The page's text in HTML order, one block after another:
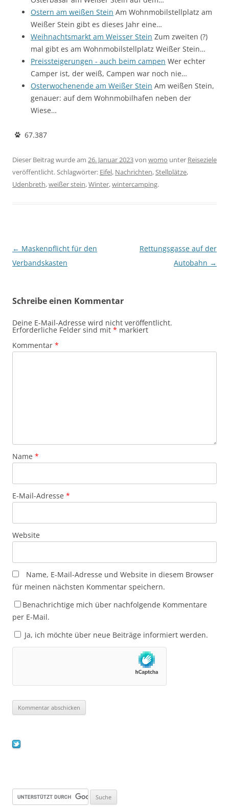
Ostern am weißen Stein Am Wohnmobilstellplatz am
Weißer Stein gibt es dieses Jahr eine…
Weihnachtsmarkt am Weisser Stein Zum zweiten (?)
mal gibt es am Wohnmobilstellplatz Weißer Stein…
Preissteigerungen - auch beim campen Wer echter
Camper ist, der weiß, Campen war noch nie…
Osterwochenende am Weißer Stein Am weißen Stein,
genauer: auf dem Wohnmobilhafen neben der
Wiese…
67.387
Dieser Beitrag wurde am 26. Januar 2023von womo unter Reiseziele
veröffentlicht. Schlagwörter: Eifel, Nachrichten,Stellplätze,
Udenbreth,weißer stein,Winter,wintercamping.
Beitragsnavigation
← Maskenpflicht für den
Verbandskasten
Rettungsgasse auf der
Autobahn →
Schreibe einen Kommentar
Deine E-Mail-Adresse wird nicht veröffentlicht.
Erforderliche Felder sind mit * markiert
Kommentar *
Name *
E-Mail-Adresse *
Website
Name, E-Mail-Adresse und Website in diesem Browser
für meinen nächsten Kommentar speichern.
Benachrichtige mich über nachfolgende Kommentare
per E-Mail.
Ja, ich möchte über neue Beiträge informiert werden.